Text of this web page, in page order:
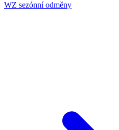
WZ sezónní odměny